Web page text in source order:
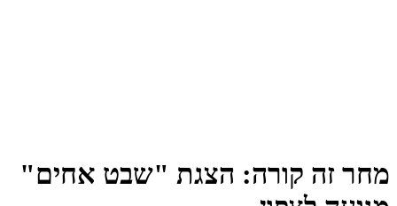
מחר זה קורה: הצגת "שבט אחים"